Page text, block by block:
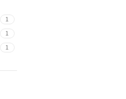
1
1
1